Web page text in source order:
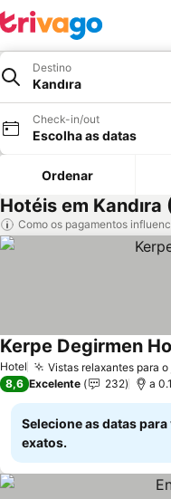
Destino
Kandıra
Check-in/out
Escolha as datas
Ordenar
Hotéis em
Como os pagamentos
Hotel Vistas relaxantes para o
Kerpe Degirmen
8,6 Excelente 232 a
Selecione as datas
exatos.